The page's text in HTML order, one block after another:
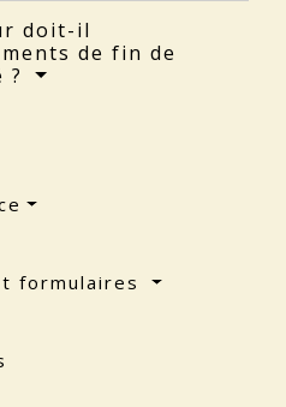
doit-il
de fin de
?
formulaires